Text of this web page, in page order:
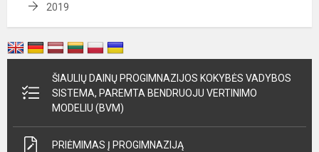
2019
ŠIAULIŲ DAINŲ PROGIMNAZIJOS KOKYBĖS VADYBOS
SISTEMA, PAREMTA BENDRUOJU VERTINIMO
MODELIU (BVM)
PRIĖMIMAS Į PROGIMNAZIJĄ